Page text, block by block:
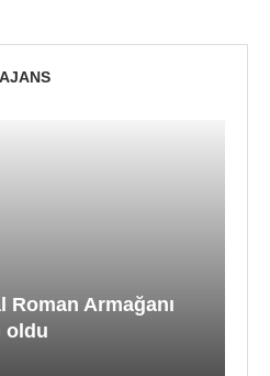
AJANS
Roman Armağanı
oldu